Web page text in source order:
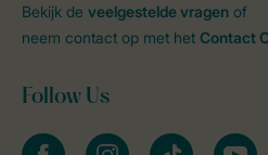
Bekijk de veelgestelde vragen of
neem contact op met het Contact
Follow Us
facebookinstagramtiktok youtube